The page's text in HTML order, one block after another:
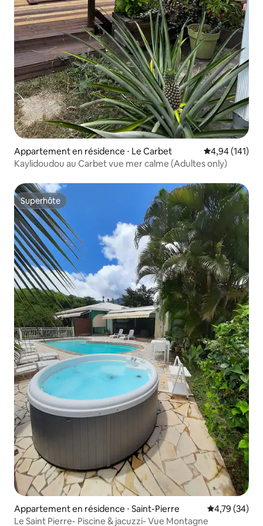
Appartement en résidence ⋅ Le Carbet Évaluation
4,94 (141)
Kaylidoudou au Carbet vue mer calme (Adultes only)
Superhôte
Superhôte
Appartement en résidence ⋅ Saint-Pierre Évaluation
4,79 (34)
Le Saint Pierre- Piscine & jacuzzi- Vue Montagne